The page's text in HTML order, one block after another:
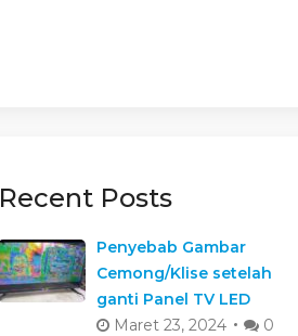
Recent Posts
Penyebab Gambar
Cemong/Klise setelah
ganti Panel TV LED
Maret 23, 2024
0